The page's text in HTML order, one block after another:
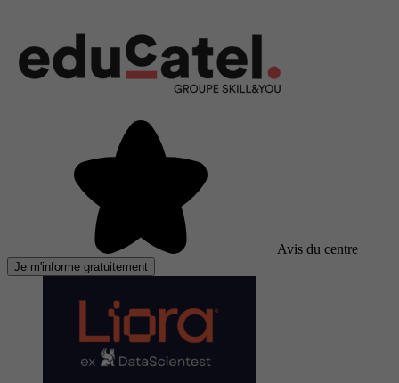
Avis du centre
Je m'informe gratuitement